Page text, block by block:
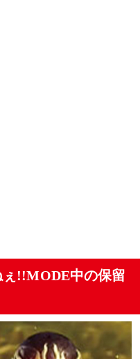
!!MODE中の保留